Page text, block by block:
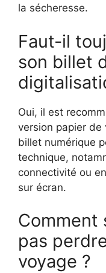
la sécheresse.
Faut-il
son billet
Oui, il est
version papier de
billet numérique
technique,
connectivité ou
sur écran.
Comment
pas
voyage ?